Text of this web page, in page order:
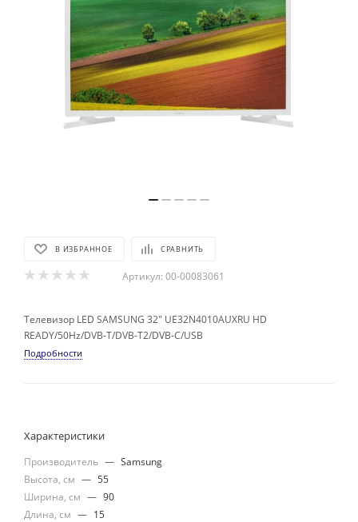
В ИЗБРАННОЕ СРАВНИТЬ
Артикул: 00-00083061
Телевизор LED SAMSUNG 32" UE32N4010AUXRU HD
READY/50Hz/DVB-T/DVB-T2/DVB-C/USB
Подробности
Характеристики
Производитель — Samsung
Высота, см — 55
Ширина, см — 90
Длина, см — 15